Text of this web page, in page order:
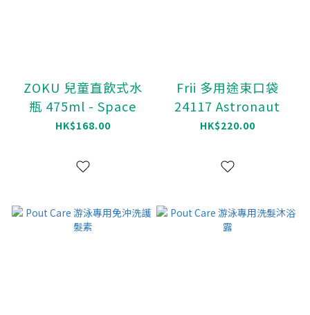
ZOKU 兒童直飲式水
瓶 475ml - Space
HK$168.00
Frii 多用途束口袋
24117 Astronaut
HK$220.00